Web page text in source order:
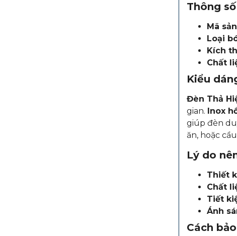
Thông
Mã
Loại
Kích
Chất
Kiểu
Đèn Thả
gian. Inox
giúp đèn
ăn, hoặc
Lý do
Thiết
Chất
Tiết
Ánh
Cách